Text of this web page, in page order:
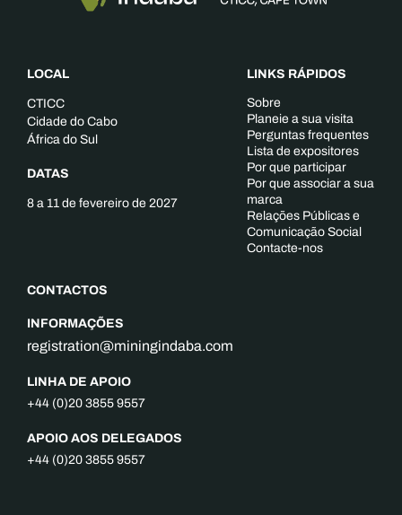
LOCAL
CTICC
Cidade do Cabo
África do Sul
DATAS
8 a 11 de fevereiro de 2027
CONTACTOS
INFORMAÇÕES
registration@miningindaba.com
LINHA DE APOIO
+44 (0)20 3855 9557
APOIO AOS DELEGADOS
+44 (0)20 3855 9557
LINKS RÁPIDOS
Sobre
Planeie a sua visita
Perguntas frequentes
Lista de expositores
Por que participar
Por que associar a sua
marca
Relações Públicas e
Comunicação Social
Contacte-nos